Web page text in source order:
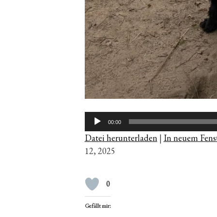
Audio-
Player
00:00
Datei herunterladen| In neuem
12, 2025
0
Gefällt mir: